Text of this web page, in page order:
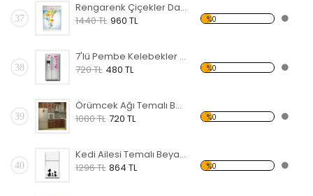
37
Rengarenk Çiçekler Dağılan Temalı Beyaz Eşya Sticker
1440 TL 960 TL %0
38
7'lü Pembe Kelebekler Temalı Beyaz Eşya Sticker
720 TL 480 TL %0
39
Örümcek Ağı Temalı Beyaz Eşya Sticker
1080 TL 720 TL %0
40
Kedi Ailesi Temalı Beyaz Eşya Sticker
1296 TL 864 TL %0